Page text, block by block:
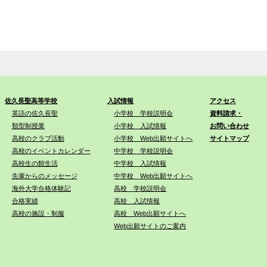
佐久長聖高等学校
英語の佐久長聖
類型制授業
高校のクラブ活動
高校のイベントカレンダー
高校生の館生活
先輩からのメッセージ
海外大学合格体験記
合格実績
高校の施設・制服
入試情報
小学校 学校説明会
小学校 入試情報
小学校 Web出願サイトへ
中学校 学校説明会
中学校 入試情報
中学校 Web出願サイトへ
高校 学校説明会
高校 入試情報
高校 Web出願サイトへ
Web出願サイトのご案内
アクセス
資料請求・
お問い合わせ
サイトマップ